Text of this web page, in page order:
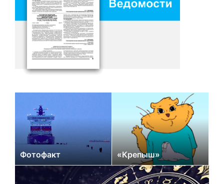
Фотофакт «Крепыш»